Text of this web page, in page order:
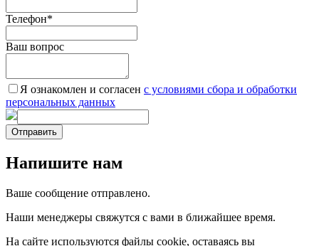
Телефон*
Ваш вопрос
Я ознакомлен и согласен c условиями сбора и обработки
персональных данных
Отправить
Напишите нам
Ваше сообщение отправлено.
Наши менеджеры свяжутся с вами в ближайшее время.
На сайте используются файлы cookie, оставаясь вы